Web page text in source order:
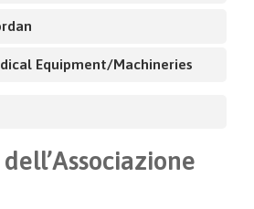
Equipment/Machineries